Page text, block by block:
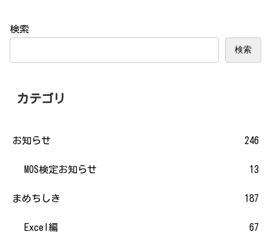
検索
検索
カテゴリ
お知らせ 246
MOS検定お知らせ 13
まめちしき 187
Excel編 67